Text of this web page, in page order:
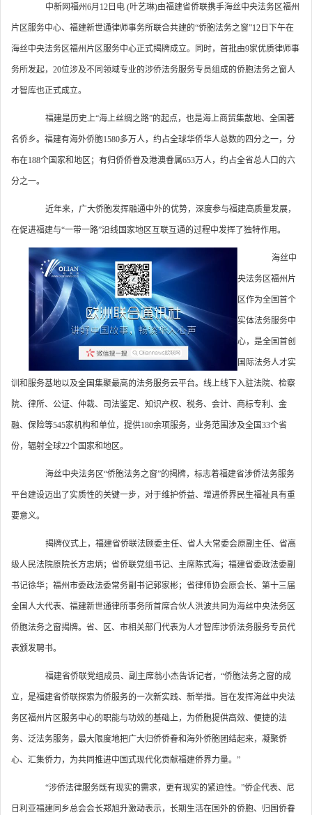
中新网福州6月12日电 (叶艺琳)由福建省侨联携手海丝中央法务区福州
片区服务中心、福建新世通律师事务所联合共建的“侨胞法务之窗”12日下午在
海丝中央法务区福州片区服务中心正式揭牌成立。同时，首批由9家优质律师事
务所发起，20位涉及不同领域专业的涉侨法务服务专员组成的侨胞法务之窗人
才智库也正式成立。
福建是历史上“海上丝绸之路”的起点，也是海上商贸集散地、全国著
名侨乡。福建有海外侨胞1580多万人，约占全球华侨华人总数的四分之一，分
布在188个国家和地区；有归侨侨眷及港澳眷属653万人，约占全省总人口的六
分之一。
近年来，广大侨胞发挥融通中外的优势，深度参与福建高质量发展，
在促进福建与“一带一路”沿线国家地区互联互通的过程中发挥了独特作用。
海丝中
央法务区福州片
区作为全国首个
实体法务服务中
心，是全国首创
国际法务人才实
训和服务基地以及全国集聚最高的法务服务云平台。线上线下入驻法院、检察
院、律所、公证、仲裁、司法鉴定、知识产权、税务、会计、商标专利、金
融、保险等545家机构和单位，提供180余项服务，业务范围涉及全国33个省
份，辐射全球22个国家和地区。
海丝中央法务区“侨胞法务之窗”的揭牌，标志着福建省涉侨法务服务
平台建设迈出了实质性的关键一步，对于维护侨益、增进侨界民生福祉具有重
要意义。
揭牌仪式上，福建省侨联法顾委主任、省人大常委会原副主任、省高
级人民法院原院长方忠炳；省侨联党组书记、主席陈式海；福建省委政法委副
书记徐华；福州市委政法委常务副书记郭家彬；省律师协会原会长、第十三届
全国人大代表、福建新世通律所事务所首席合伙人洪波共同为海丝中央法务区
侨胞法务之窗揭牌。省、区、市相关部门代表为人才智库涉侨法务服务专员代
表颁发聘书。
福建省侨联党组成员、副主席翁小杰告诉记者，“侨胞法务之窗的成
立，是福建省侨联探索为侨服务的一次新实践、新举措。旨在发挥海丝中央法
务区福州片区服务中心的职能与功效的基础上，为侨胞提供高效、便捷的法
务、泛法务服务，最大限度地把广大归侨侨眷和海外侨胞团结起来，凝聚侨
心、汇集侨力，为共同推进中国式现代化贡献福建侨界力量。”
“涉侨法律服务既有现实的需求，更有现实的紧迫性。”侨企代表、尼
日利亚福建同乡总会会长郑旭升激动表示，长期生活在国外的侨胞、归国侨眷